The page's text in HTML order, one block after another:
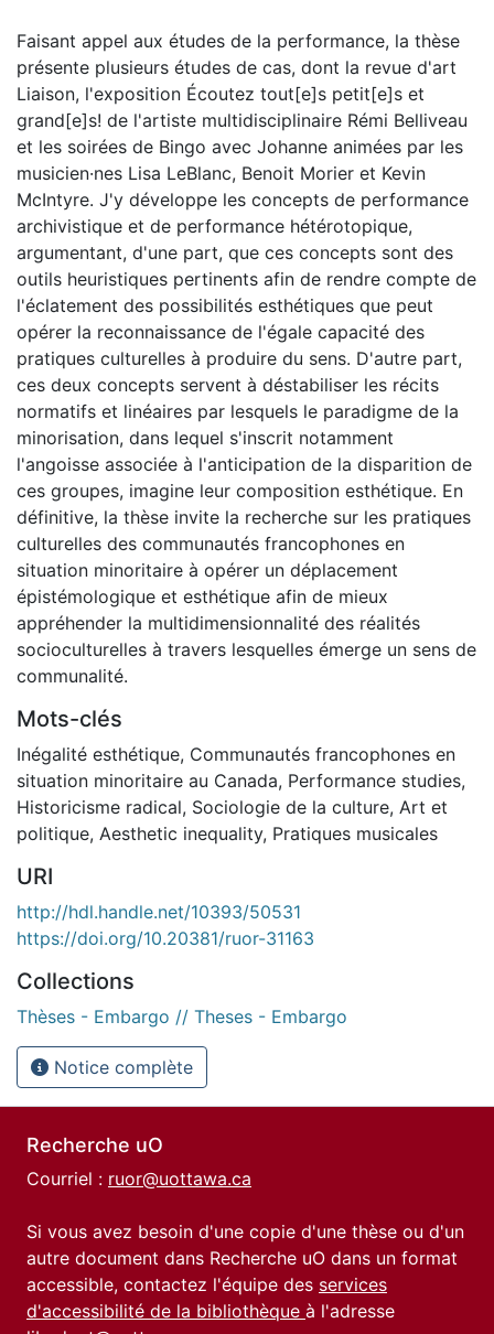
Faisant appel aux études de la performance, la thèse
présente plusieurs études de cas, dont la revue d'art
Liaison, l'exposition Écoutez tout[e]s petit[e]s et
grand[e]s! de l'artiste multidisciplinaire Rémi Belliveau
et les soirées de Bingo avec Johanne animées par les
musicien·nes Lisa LeBlanc, Benoit Morier et Kevin
McIntyre. J'y développe les concepts de performance
archivistique et de performance hétérotopique,
argumentant, d'une part, que ces concepts sont des
outils heuristiques pertinents afin de rendre compte de
l'éclatement des possibilités esthétiques que peut
opérer la reconnaissance de l'égale capacité des
pratiques culturelles à produire du sens. D'autre part,
ces deux concepts servent à déstabiliser les récits
normatifs et linéaires par lesquels le paradigme de la
minorisation, dans lequel s'inscrit notamment
l'angoisse associée à l'anticipation de la disparition de
ces groupes, imagine leur composition esthétique. En
définitive, la thèse invite la recherche sur les pratiques
culturelles des communautés francophones en
situation minoritaire à opérer un déplacement
épistémologique et esthétique afin de mieux
appréhender la multidimensionnalité des réalités
socioculturelles à travers lesquelles émerge un sens de
communalité.
Mots-clés
Inégalité esthétique, Communautés francophones en
situation minoritaire au Canada, Performance studies,
Historicisme radical, Sociologie de la culture, Art et
politique, Aesthetic inequality, Pratiques musicales
URI
http://hdl.handle.net/10393/50531
https://doi.org/10.20381/ruor-31163
Collections
Thèses - Embargo // Theses - Embargo
Notice complète
Recherche uO
Courriel : ruor@uottawa.ca
Si vous avez besoin d'une copie d'une thèse ou d'un
autre document dans Recherche uO dans un format
accessible, contactez l'équipe des services
d'accessibilité de la bibliothèque à l'adresse